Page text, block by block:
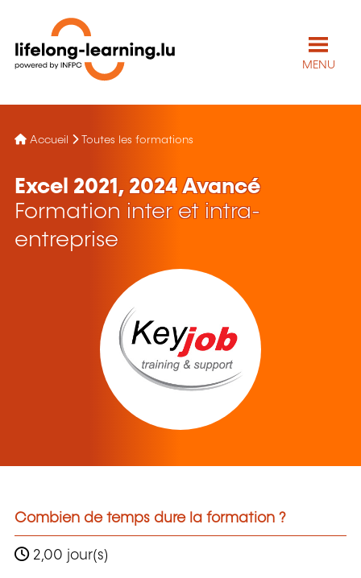
MENU
Accueil Toutes les formations
Excel 2021, 2024 Avancé
Formation inter et intra-
entreprise
Combien de temps dure la formation ?
2,00 jour(s)